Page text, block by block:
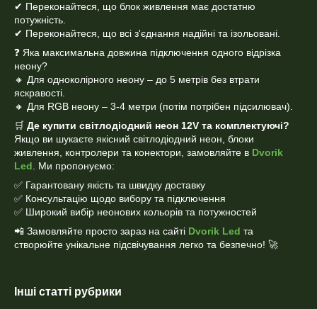
✔ Переконайтеся, що блок живлення має достатню
потужність.
✔ Переконайтеся, що всі з'єднання надійні та ізольовані.
❓ Яка максимальна довжина підключення одного відрізка
неону?
🔸 Для одноколірного неону – до 5 метрів без втрати
яскравості.
🔸 Для RGB неону – 3-4 метри (потім потрібен підсилювач).
🛒 Де купити світлодіодний неон 12V та комплектуючі?
Якщо ви шукаєте якісний світлодіодний неон, блоки
живлення, контролери та конектори, замовляйте в Dvorik
Led . Ми пропонуємо:
✅ Гарантовану якість та швидку доставку
✅ Консультацію щодо вибору та підключення
✅ Широкий вибір неонових кольорів та потужностей
📲 Замовляйте просто зараз на сайті Dvorik Led та
створюйте унікальне підсвічування легко та безпечно! 🚀
Інші статті рубрики